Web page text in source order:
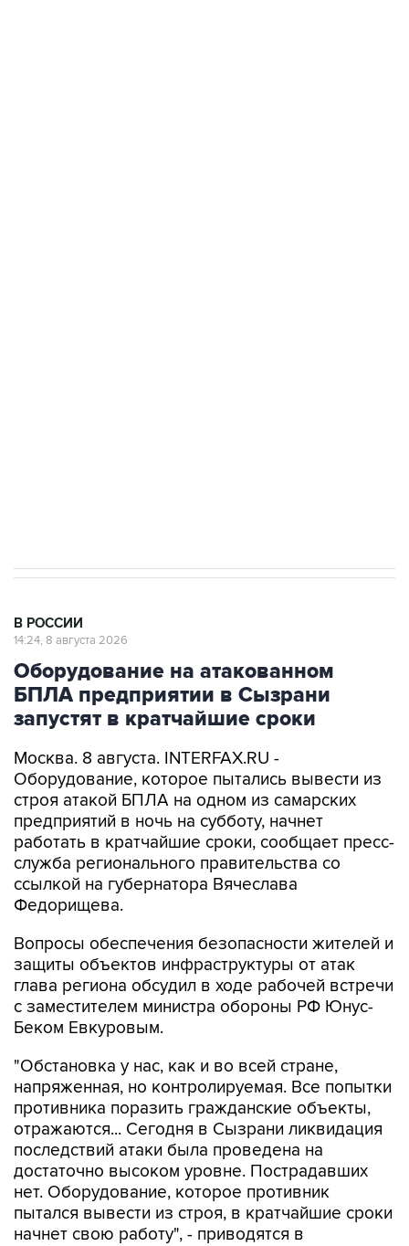
В РОССИИ
14:24, 8 августа 2026
Оборудование на атакованном
БПЛА предприятии в Сызрани
запустят в кратчайшие сроки
Москва. 8 августа. INTERFAX.RU -
Оборудование, которое пытались вывести из
строя атакой БПЛА на одном из самарских
предприятий в ночь на субботу, начнет
работать в кратчайшие сроки, сообщает пресс-
служба регионального правительства со
ссылкой на губернатора Вячеслава
Федорищева.
Вопросы обеспечения безопасности жителей и
защиты объектов инфраструктуры от атак
глава региона обсудил в ходе рабочей встречи
с заместителем министра обороны РФ Юнус-
Беком Евкуровым.
"Обстановка у нас, как и во всей стране,
напряженная, но контролируемая. Все попытки
противника поразить гражданские объекты,
отражаются... Сегодня в Сызрани ликвидация
последствий атаки была проведена на
достаточно высоком уровне. Пострадавших
нет. Оборудование, которое противник
пытался вывести из строя, в кратчайшие сроки
начнет свою работу", - приводятся в